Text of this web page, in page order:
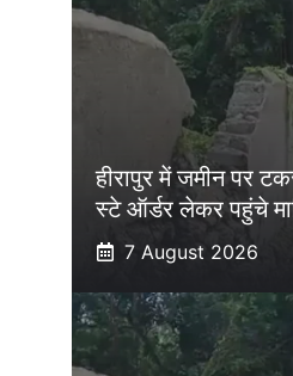
हीरापुर में जमीन पर
स्टे ऑर्डर लेकर पहुंचे
7 August 2026